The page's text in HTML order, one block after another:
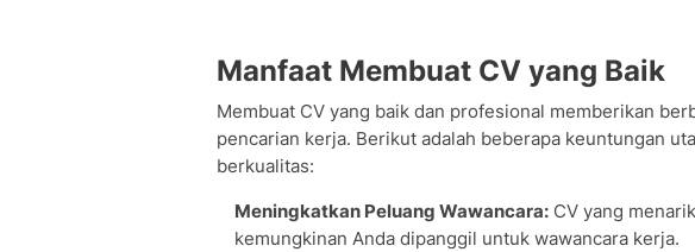
Manfaat Membuat CV yang Baik
Membuat CV yang baik dan profesional memberikan
pencarian kerja. Berikut adalah beberapa keuntungan
berkualitas:
Meningkatkan Peluang Wawancara: CV yang
kemungkinan Anda dipanggil untuk wawancara kerja.